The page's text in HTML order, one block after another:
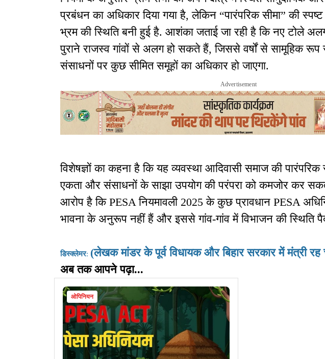
प्रबंधन का अधिकार दिया गया है, लेकिन “पारंपरिक सीमा” की स्पष्ट
भ्रम की स्थिति बनी हुई है. आशंका जताई जा रही है कि नए टोले
पुराने राजस्व गांवों से अलग हो सकते हैं, जिससे वर्षों से सामूहिक रूप
संसाधनों पर कुछ सीमित समूहों का अधिकार हो जाएगा.
Advertisement
विशेषज्ञों का कहना है कि यह व्यवस्था आदिवासी समाज की पारंपरिक
एकता और संसाधनों के साझा उपयोग की परंपरा को कमजोर कर
आरोप है कि PESA नियमावली 2025 के कुछ प्रावधान PESA
भावना के अनुरूप नहीं हैं और इससे गांव-गांव में विभाजन की स्थिति
डिस्क्लेमर: (लेखक मांडर के पूर्व विधायक और बिहार सरकार में मंत्री
अब तक आपने पढ़ा...
ओपिनियन